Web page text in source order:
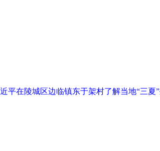
在陵城区边临镇东于架村了解当地“三夏”